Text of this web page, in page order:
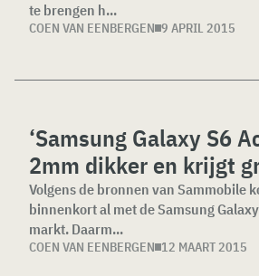
te brengen h...
COEN VAN EENBERGEN 9 APRIL 2015
‘Samsung Galaxy S6
2mm dikker en krijgt
Volgens de bronnen van Sammobile
binnenkort al met de Samsung
markt. Daarm...
COEN VAN EENBERGEN 12 MAART 2015